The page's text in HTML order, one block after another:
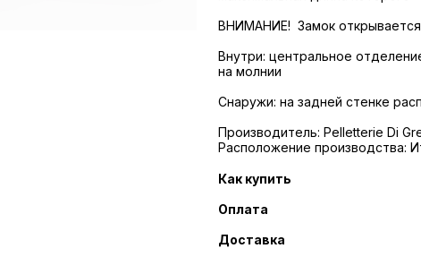
ВНИМАНИЕ! Замок
Внутри: центральное
на молнии
Снаружи: на задней стенке
Производитель: Pelletterie Di
Расположение производства:
Как купить
Оплата
Доставка